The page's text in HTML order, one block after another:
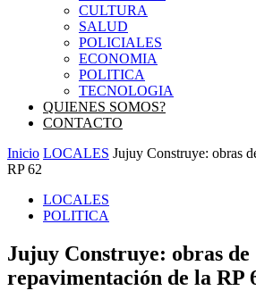
CULTURA
SALUD
POLICIALES
ECONOMIA
POLITICA
TECNOLOGIA
QUIENES SOMOS?
CONTACTO
Inicio LOCALES Jujuy Construye: obras
RP 62
LOCALES
POLITICA
Jujuy Construye: obras de
repavimentación de la RP